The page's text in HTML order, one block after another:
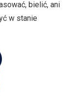
bielić, ani
w stanie